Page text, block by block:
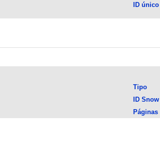
ID único
Tipo
ID Snow
Páginas